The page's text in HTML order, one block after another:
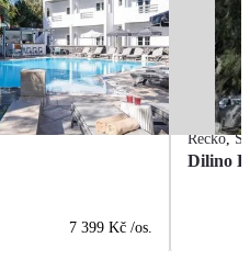
7 399 Kč /os.
Řecko,
Dilino